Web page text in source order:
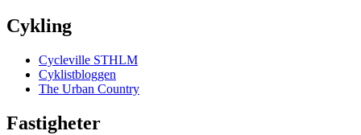
Cykling
Cycleville STHLM
Cyklistbloggen
The Urban Country
Fastigheter